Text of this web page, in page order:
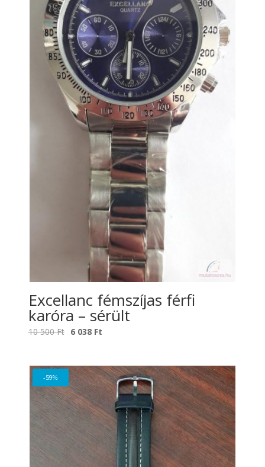
Excellanc fémszíjas férfi
karóra – sérült
10 500Ft Original
10
500 Ft.
6 038 Ft
6
038 Ft.
-59%